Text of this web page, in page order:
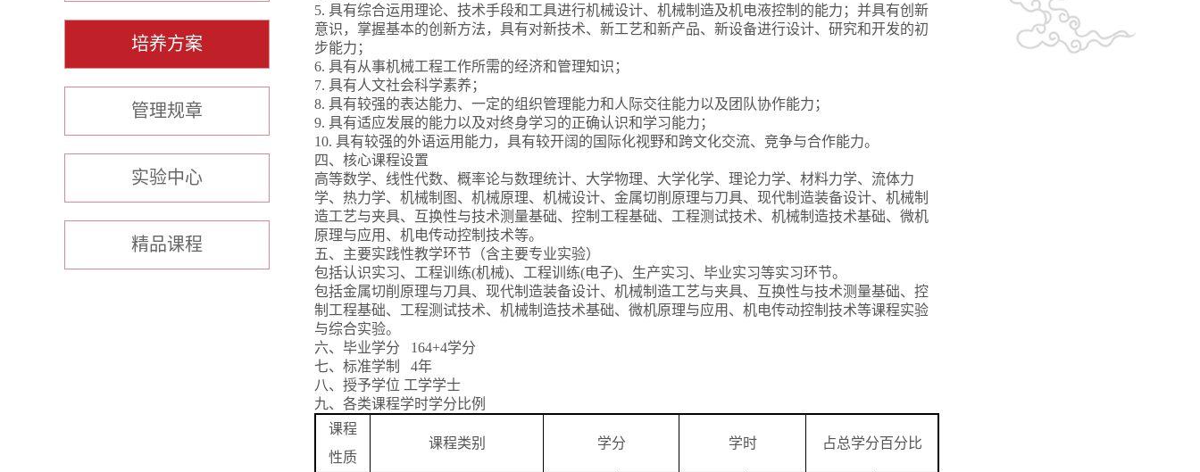
培养方案
管理规章
实验中心
精品课程
5. 具有综合运用理论、技术手段和工具进行机械设计、机械制造及机电液控制的能力；并具有创新
意识，掌握基本的创新方法，具有对新技术、新工艺和新产品、新设备进行设计、研究和开发的初
步能力；
6. 具有从事机械工程工作所需的经济和管理知识；
7. 具有人文社会科学素养；
8. 具有较强的表达能力、一定的组织管理能力和人际交往能力以及团队协作能力；
9. 具有适应发展的能力以及对终身学习的正确认识和学习能力；
10. 具有较强的外语运用能力，具有较开阔的国际化视野和跨文化交流、竞争与合作能力。
四、核心课程设置
高等数学、线性代数、概率论与数理统计、大学物理、大学化学、理论力学、材料力学、流体力
学、热力学、机械制图、机械原理、机械设计、金属切削原理与刀具、现代制造装备设计、机械制
造工艺与夹具、互换性与技术测量基础、控制工程基础、工程测试技术、机械制造技术基础、微机
原理与应用、机电传动控制技术等。
五、主要实践性教学环节（含主要专业实验）
包括认识实习、工程训练(机械)、工程训练(电子)、生产实习、毕业实习等实习环节。
包括金属切削原理与刀具、现代制造装备设计、机械制造工艺与夹具、互换性与技术测量基础、控
制工程基础、工程测试技术、机械制造技术基础、微机原理与应用、机电传动控制技术等课程实验
与综合实验。
六、毕业学分 164+4学分
七、标准学制 4年
八、授予学位 工学学士
九、各类课程学时学分比例
课程
性质
课程类别 学分 学时 占总学分百分比